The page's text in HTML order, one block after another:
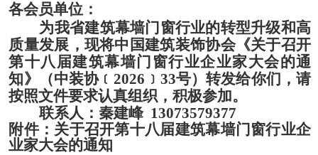
各会员单位：
为我省建筑幕墙门窗行业的转型升级和高
质量发展 ，现将中国建筑装饰协会《关于召开
第十八届建筑幕墙门窗行业企业家大会的通
知》（中装协﹝2026 ﹞ 33号）转发给你们，请
按照文件要求认真组织，积极参加。
联系人：秦建峰 13073579377
附件： 关于召开第十八届建筑幕墙门窗行业企
业家大会的通知